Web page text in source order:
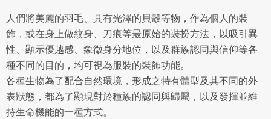
人們將美麗的羽毛、具有光澤的貝殼等物，作為個人的裝
飾，或在身上做紋身、刀痕等最原始的裝扮方法，以吸引異
性、顯示優越感、象徵身分地位，以及群族認同與信仰等各
種不同的目的，均可視為服裝的裝飾功能。
各種生物為了配合自然環境，形成之特有體型及其不同的外
表狀態，都為了顯現對於種族的認同與歸屬，以及發揮並維
持生命機能的一種方式。